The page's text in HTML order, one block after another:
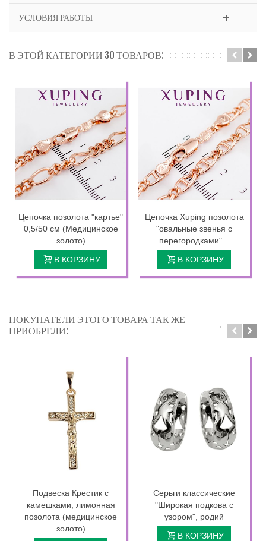
УСЛОВИЯ РАБОТЫ
В ЭТОЙ КАТЕГОРИИ 30 ТОВАРОВ:
Цепочка позолота "картье"
0,5/50 см (Медицинское
золото)
В КОРЗИНУ
Цепочка Xuping позолота
"овальные звенья с
перегородками"...
В КОРЗИНУ
ПОКУПАТЕЛИ ЭТОГО ТОВАРА ТАК ЖЕ
ПРИОБРЕЛИ:
Подвеска Крестик с
камешками, лимонная
позолота (медицинское
золото)
Серьги классические
"Широкая подкова с
узором", родий
В КОРЗИНУ